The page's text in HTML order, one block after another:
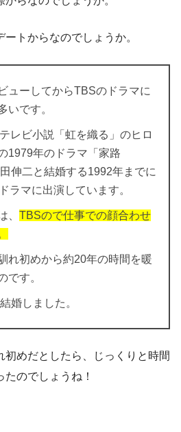
トからなのでしょうか。
ューしてからTBSのドラマに
いです。
レビ小説「虹を織る」のヒロ
1979年のドラマ「家路
伸二と結婚する1992年までに
ラマに出演しています。
、 TBSので仕事での顔合わせ
れ初めから約20年の時間を暖
です。
婚しました。
めだとしたら、じっくりと時間
のでしょうね！